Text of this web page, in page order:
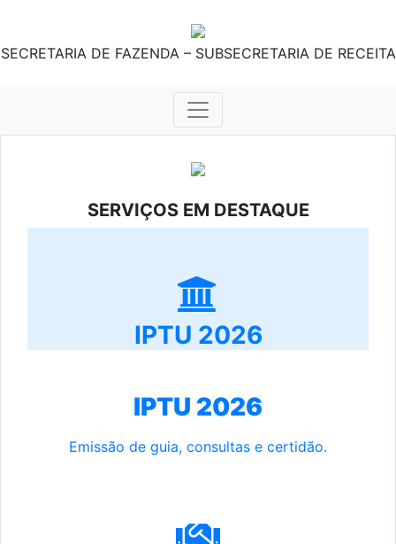
SECRETARIA DE FAZENDA – SUBSECRETARIA DE RECEITA
SERVIÇOS EM DESTAQUE
IPTU 2026
IPTU 2026
Emissão de guia, consultas e certidão.